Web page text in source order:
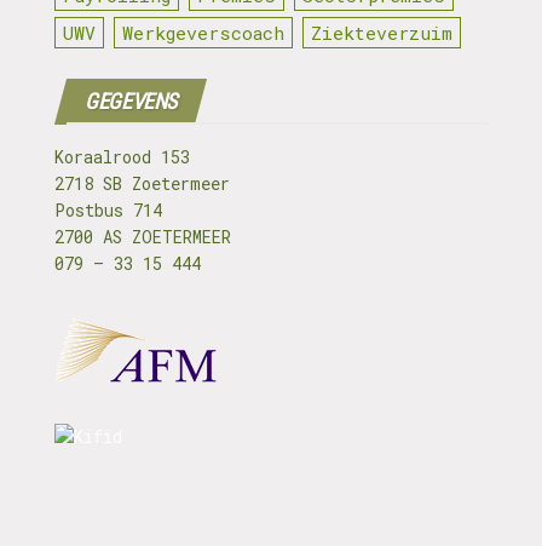
UWV
Werkgeverscoach Ziekteverzuim
GEGEVENS
Koraalrood 153
2718 SB Zoetermeer
Postbus 714
2700 AS ZOETERMEER
079 – 33 15 444